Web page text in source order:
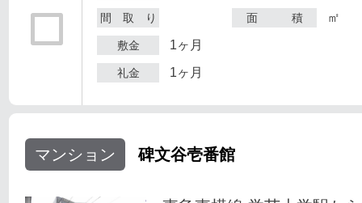
間 取 り 面 積 ㎡
敷金 1ヶ月
礼金 1ヶ月
マンション 碑文谷壱番館